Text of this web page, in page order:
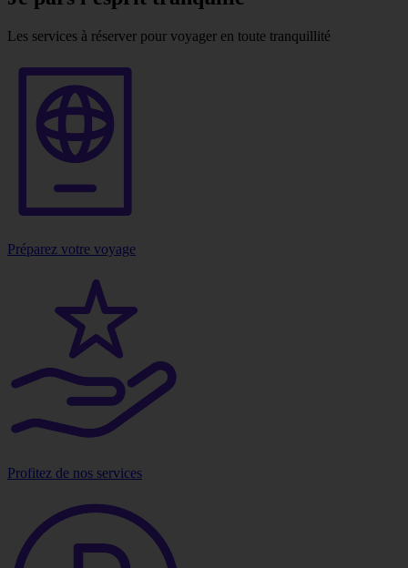
Les services à réserver pour voyager en toute tranquillité
Préparez votre voyage
Profitez de nos services